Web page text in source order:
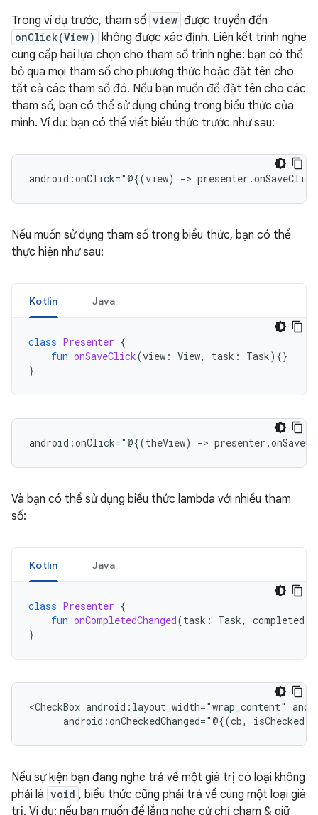
Trong ví dụ trước, tham số view được truyền đến
onClick(View) không được xác định. Liên kết trình nghe
cung cấp hai lựa chọn cho tham số trình nghe: bạn có thể
bỏ qua mọi tham số cho phương thức hoặc đặt tên cho
tất cả các tham số đó. Nếu bạn muốn để đặt tên cho các
tham số, bạn có thể sử dụng chúng trong biểu thức của
mình. Ví dụ: bạn có thể viết biểu thức trước như sau:
android:onClick="@{(view) ->
Nếu muốn sử dụng tham số trong biểu thức, bạn có thể
thực hiện như sau:
Kotlin Java
class Presenter {
fun onSaveClick(view : View, task : Task){}
}
android:onClick="@{(theView) ->
Và bạn có thể sử dụng biểu thức lambda với nhiều tham
số:
Kotlin Java
class Presenter {
fun onCompletedChanged(task : Task, completed
}
<CheckBox android:layout_width="wrap_content"
android:onCheckedChanged="@{(cb,
isChecked)
Nếu sự kiện bạn đang nghe trả về một giá trị có loại không
phải là void , biểu thức cũng phải trả về cùng một loại giá
trị. Ví dụ: nếu bạn muốn để lắng nghe cử chỉ chạm & giữ